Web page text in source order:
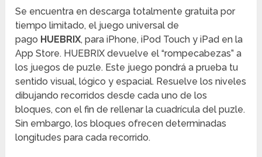
Se encuentra en descarga totalmente gratuita por
tiempo limitado, el juego universal de
pago HUEBRIX, para iPhone, iPod Touch y iPad en la
App Store. HUEBRIX devuelve el “rompecabezas” a
los juegos de puzle. Este juego pondrá a prueba tu
sentido visual, lógico y espacial. Resuelve los niveles
dibujando recorridos desde cada uno de los
bloques, con el fin de rellenar la cuadrícula del puzle.
Sin embargo, los bloques ofrecen determinadas
longitudes para cada recorrido.